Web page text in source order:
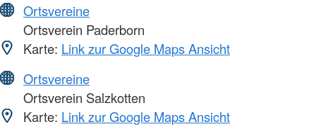
Ortsvereine
Ortsverein Paderborn
Karte: Link zur Google Maps Ansicht
Ortsvereine
Ortsverein Salzkotten
Karte: Link zur Google Maps Ansicht